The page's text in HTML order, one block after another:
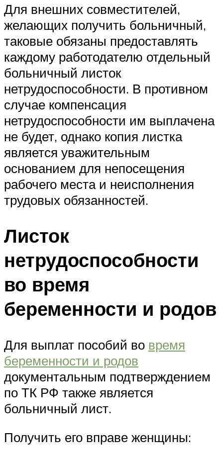
Для внешних совместителей,
желающих получить больничный,
таковые обязаны предоставлять
каждому работодателю отдельный
больничный листок
нетрудоспособности. В противном
случае компенсация
нетрудоспособности им выплачена
не будет, однако копия листка
является уважительным
основанием для непосещения
рабочего места и неисполнения
трудовых обязанностей.
Листок
нетрудоспособности
во время
беременности и родов
Для выплат пособий во время
беременности и родов
документальным подтверждением
по ТК РФ также является
больничный лист.
Получить его вправе женщины: